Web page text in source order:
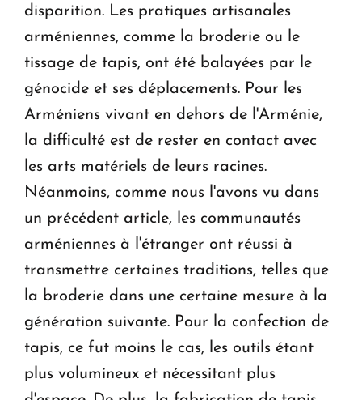
disparition. Les pratiques artisanales
arméniennes, comme la broderie ou le
tissage de tapis, ont été balayées par le
génocide et ses déplacements. Pour les
Arméniens vivant en dehors de l'Arménie,
la difficulté est de rester en contact avec
les arts matériels de leurs racines.
Néanmoins, comme nous l'avons vu dans
un précédent article, les communautés
arméniennes à l'étranger ont réussi à
transmettre certaines traditions, telles que
la broderie dans une certaine mesure à la
génération suivante. Pour la confection de
tapis, ce fut moins le cas, les outils étant
plus volumineux et nécessitant plus